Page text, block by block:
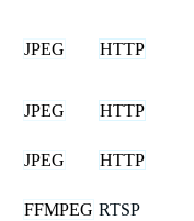
JPEG HTTP
JPEG HTTP
JPEG HTTP
FFMPEG RTSP